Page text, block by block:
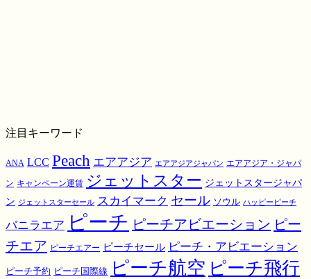
注目キーワード
ANA LCC Peach エアアジア エアアジアジャパン エアアジア・ジャパ
ン キャンペーン運賃 ジェットスター ジェットスタージャパ
ン ジェットスターセール スカイマーク セール ソウル ハッピーピーチ
バニラエア ピーチ ピーチアビエーション ピー
チエア ピーチエアー ピーチセール ピーチ・アビエーション
ピーチ予約 ピーチ国際線 ピーチ航空 ピーチ飛行